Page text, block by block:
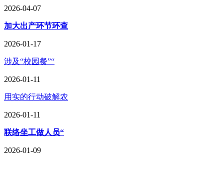
2026-04-07
加大出产环节环查
2026-01-17
涉及“校园餐”“
2026-01-11
用实的行动破解农
2026-01-11
联络坐工做人员“
2026-01-09